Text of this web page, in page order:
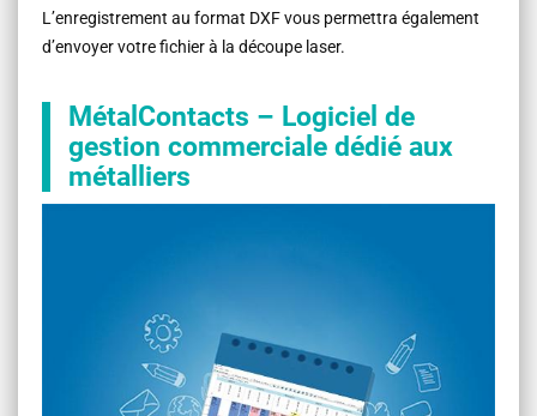
L’enregistrement au format DXF vous permettra également
d’envoyer votre fichier à la découpe laser.
MétalContacts – Logiciel de
gestion commerciale dédié aux
métalliers